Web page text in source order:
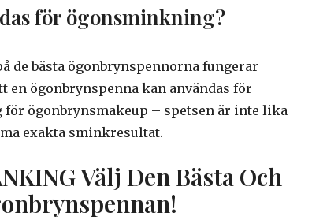
för ögonsminkning?
de bästa ögonbrynspennorna fungerar
en ögonbrynspenna kan användas för
ögonbrynsmakeup – spetsen är inte lika
exakta sminkresultat.
Välj Den Bästa Och